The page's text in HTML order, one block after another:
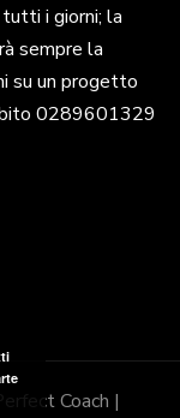
i giorni; la
sempre la
su un progetto
0289601329
Perfect Coach |